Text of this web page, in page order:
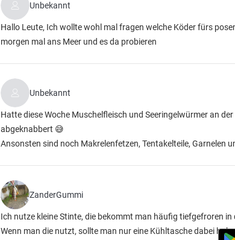
Unbekannt
Hallo Leute, Ich wollte wohl mal fragen welche Köder fürs
morgen mal ans Meer und es da probieren
Unbekannt
Hatte diese Woche Muschelfleisch und Seeringelwürmer an
abgeknabbert 😅
Ansonsten sind noch Makrelenfetzen, Tentakelteile, Garnelen
ZanderGummi
Ich nutze kleine Stinte, die bekommt man häufig tiefgefroren
Wenn man die nutzt, sollte man nur eine Kühltasche dabei